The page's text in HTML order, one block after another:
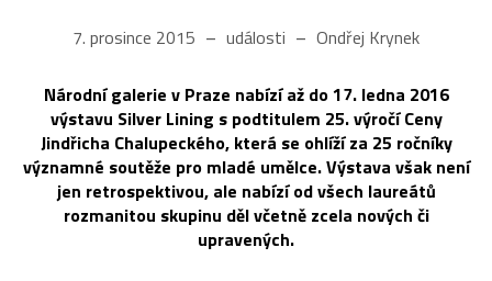
7. prosince 2015 události Ondřej Krynek
Národní galerie v Praze nabízí až do 17. ledna 2016
výstavu Silver Lining s podtitulem 25. výročí Ceny
Jindřicha Chalupeckého, která se ohlíží za 25 ročníky
významné soutěže pro mladé umělce. Výstava však není
jen retrospektivou, ale nabízí od všech laureátů
rozmanitou skupinu děl včetně zcela nových či
upravených.